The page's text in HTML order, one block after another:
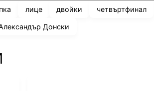
лице двойки четвъртфинал
Донски